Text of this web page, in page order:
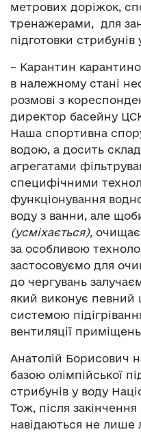
метрових доріжок,
тренажерами, для
підготовки стрибунів
– Карантин
в належному стані
розмові з
директор басейну
Наша спортивна
водою, а досить
агрегатами
специфічними
функціонування
воду з ванни, але
(усміхається),
за особливою
застосовуємо для
до чергувань
який виконує певний
системою
вентиляції
Анатолій Борисович
базою олімпійської
стрибунів у воду
Тож, після
навідаються не лише